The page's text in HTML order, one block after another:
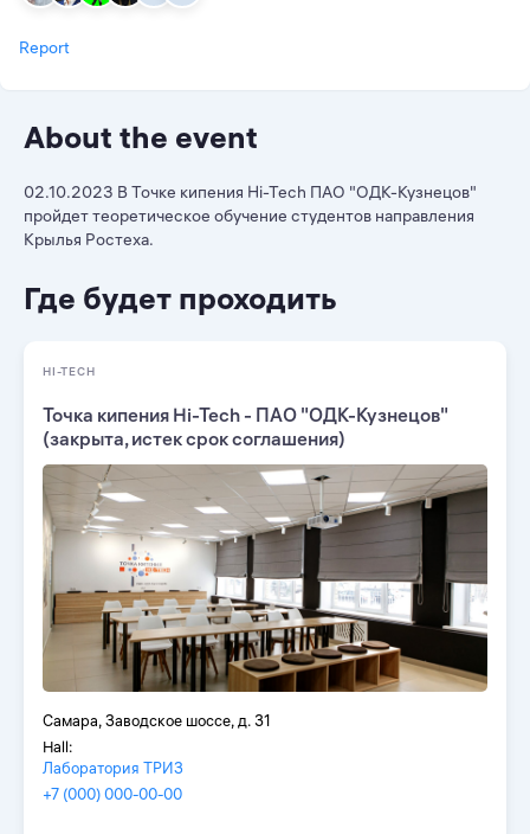
Report
About the event
02.10.2023 В Точке кипения Hi-Tech ПАО "ОДК-Кузнецов"
пройдет теоретическое обучение студентов направления
Крылья Ростеха.
Где будет проходить
HI-TECH
Точка кипения Hi-Tech - ПАО "ОДК-Кузнецов"
(закрыта, истек срок соглашения)
Самара, Заводское шоссе, д. 31
Hall:
Лаборатория ТРИЗ
+7 (000) 000-00-00